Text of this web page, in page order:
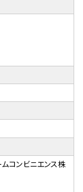
コンビニエンス株